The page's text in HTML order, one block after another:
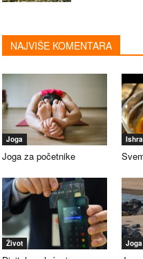
NAJVIŠE KOMENTARA
Joga
Joga za početnike
Život Joga